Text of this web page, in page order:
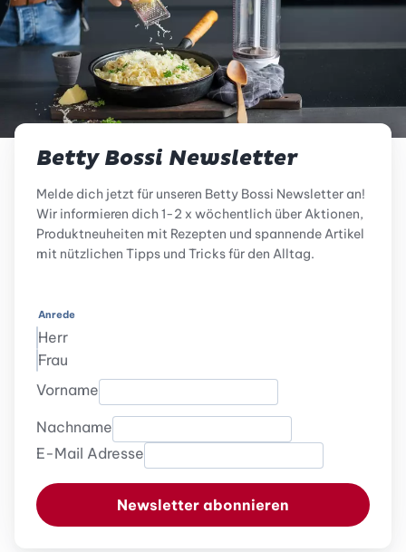
Betty Bossi Newsletter
Melde dich jetzt für unseren Betty Bossi Newsletter an!
Wir informieren dich 1-2 x wöchentlich über Aktionen,
Produktneuheiten mit Rezepten und spannende Artikel
mit nützlichen Tipps und Tricks für den Alltag.
Anrede
Herr
Frau
Vorname
Nachname
E-Mail Adresse
Newsletter abonnieren